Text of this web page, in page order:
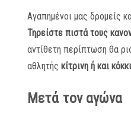
Αγαπημένοι μας δρομείς
Τηρείστε πιστά τους
αντίθετη περίπτωση θα
αθλητήςκίτρινη ή και
Μετά τον αγώνα